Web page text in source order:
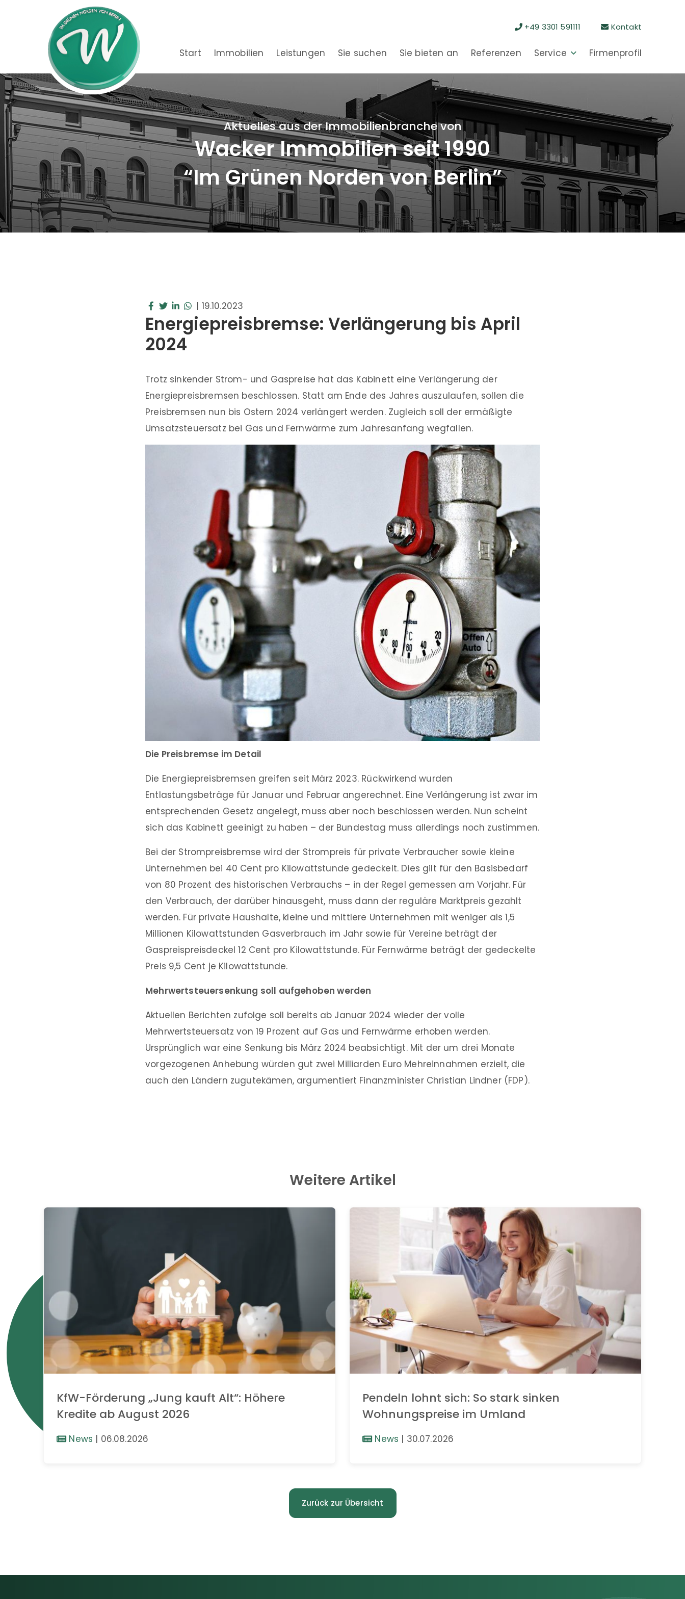
+49 3301 591111 Kontakt
Start Immobilien Leistungen Sie suchen Sie bieten an Referenzen Service Firmenprofil
Aktuelles aus der Immobilienbranche von
Wacker Immobilien seit 1990
“Im Grünen Norden von Berlin”
| 19.10.2023
Energiepreisbremse: Verlängerung bis April
2024
Trotz sinkender Strom- und Gaspreise hat das Kabinett eine Verlängerung der
Energiepreisbremsen beschlossen. Statt am Ende des Jahres auszulaufen, sollen die
Preisbremsen nun bis Ostern 2024 verlängert werden. Zugleich soll der ermäßigte
Umsatzsteuersatz bei Gas und Fernwärme zum Jahresanfang wegfallen.
Die Preisbremse im Detail
Die Energiepreisbremsen greifen seit März 2023. Rückwirkend wurden
Entlastungsbeträge für Januar und Februar angerechnet. Eine Verlängerung ist zwar im
entsprechenden Gesetz angelegt, muss aber noch beschlossen werden. Nun scheint
sich das Kabinett geeinigt zu haben – der Bundestag muss allerdings noch zustimmen.
Bei der Strompreisbremse wird der Strompreis für private Verbraucher sowie kleine
Unternehmen bei 40 Cent pro Kilowattstunde gedeckelt. Dies gilt für den Basisbedarf
von 80 Prozent des historischen Verbrauchs – in der Regel gemessen am Vorjahr. Für
den Verbrauch, der darüber hinausgeht, muss dann der reguläre Marktpreis gezahlt
werden. Für private Haushalte, kleine und mittlere Unternehmen mit weniger als 1,5
Millionen Kilowattstunden Gasverbrauch im Jahr sowie für Vereine beträgt der
Gaspreispreisdeckel 12 Cent pro Kilowattstunde. Für Fernwärme beträgt der gedeckelte
Preis 9,5 Cent je Kilowattstunde.
Mehrwertsteuersenkung soll aufgehoben werden
Aktuellen Berichten zufolge soll bereits ab Januar 2024 wieder der volle
Mehrwertsteuersatz von 19 Prozent auf Gas und Fernwärme erhoben werden.
Ursprünglich war eine Senkung bis März 2024 beabsichtigt. Mit der um drei Monate
vorgezogenen Anhebung würden gut zwei Milliarden Euro Mehreinnahmen erzielt, die
auch den Ländern zugutekämen, argumentiert Finanzminister Christian Lindner (FDP).
Weitere Artikel
KfW-Förderung „Jung kauft Alt“: Höhere
Kredite ab August 2026
News | 06.08.2026
Pendeln lohnt sich: So stark sinken
Wohnungspreise im Umland
News | 30.07.2026
Zurück zur Übersicht